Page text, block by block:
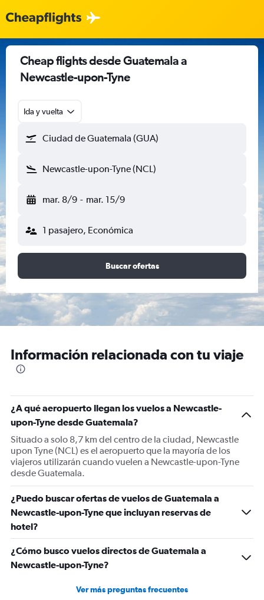
Cheap flights desde Guatemala a
Newcastle-upon-Tyne
Ida y vuelta
Ciudad de Guatemala (GUA)
Newcastle-upon-Tyne (NCL)
mar. 8/9 - mar. 15/9
1 pasajero, Económica
Buscar ofertas
Información relacionada con tu viaje
¿A qué aeropuerto llegan los vuelos a Newcastle-
upon-Tyne desde Guatemala?
Situado a solo 8,7 km del centro de la ciudad, Newcastle
upon Tyne (NCL) es el aeropuerto que la mayoría de los
viajeros utilizarán cuando vuelen a Newcastle-upon-Tyne
desde Guatemala.
¿Puedo buscar ofertas de vuelos de Guatemala a
Newcastle-upon-Tyne que incluyan reservas de
hotel?
¿Cómo busco vuelos directos de Guatemala a
Newcastle-upon-Tyne?
Ver más preguntas frecuentes